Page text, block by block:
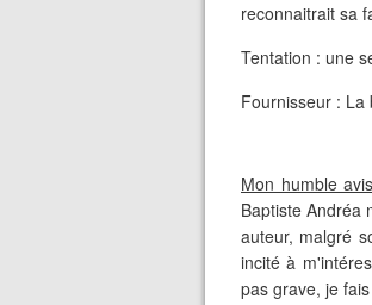
reconnaitrait sa
Tentation : une
Fournisseur : La
Mon humble
Baptiste Andréa
auteur, malgré
incité à
pas grave, je